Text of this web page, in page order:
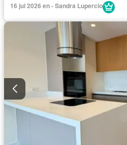
16 jul 2026 en - Sandra Lupercio